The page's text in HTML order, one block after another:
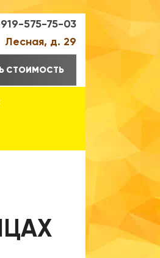
575-75-03
Лесная, д. 29
СТОИМОСТЬ